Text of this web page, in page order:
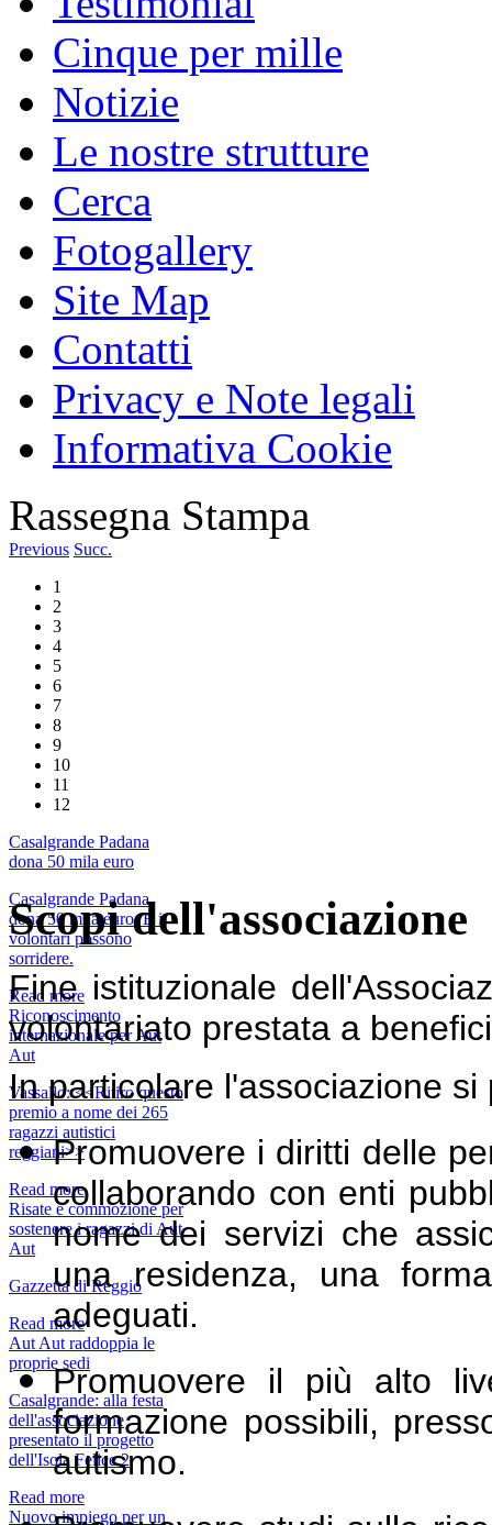
Cinque per mille
Notizie
Le nostre strutture
Cerca
Fotogallery
Site Map
Contatti
Privacy e Note legali
Informativa Cookie
Rassegna Stampa
Previous Succ.
1
2
3
4
5
6
7
8
9
10
11
12
Casalgrande Padana
dona 50 mila euro
Casalgrande Padana
dona 50 mila euro. E i
volontari possono
sorridere.
Read more
Riconoscimento
internazionale per Aut
Aut
Vassallo: <<Ritiro questo
premio a nome dei 265
ragazzi autistici
reggiani>>
Read more
Risate e commozione per
sostenere i ragazzi di Aut
Aut
Gazzetta di Reggio
Read more
Aut Aut raddoppia le
proprie sedi
Casalgrande: alla festa
dell'associazione
presentato il progetto
dell'Isola Felice 2
Read more
Nuovo impiego per un
Scopi dell'associazione
Fine istituzionale
volontariato prestata a
In particolare l'associazione si
Promuovere i diritti delle
collaborando con enti
nome dei servizi che
una residenza, una
adeguati.
Promuovere il più alto
formazione possibili,
autismo.